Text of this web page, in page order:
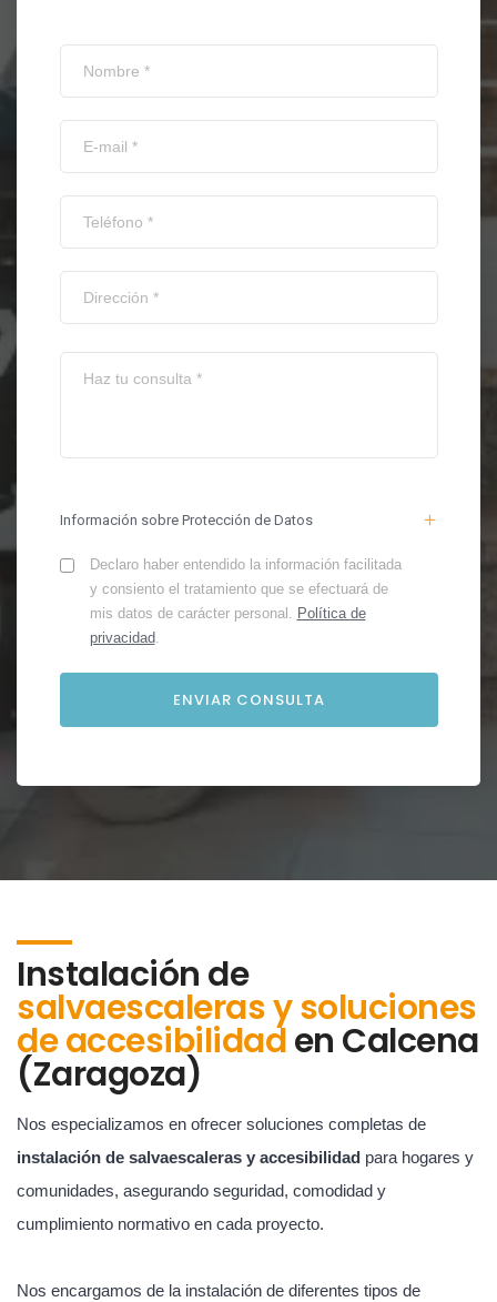
Información sobre Protección de Datos
Declaro haber entendido la información facilitada
y consiento el tratamiento que se efectuará de
mis datos de carácter personal. Política de
privacidad.
Instalación de
salvaescaleras y soluciones
de accesibilidaden Calcena
(Zaragoza)
Nos especializamos en ofrecer soluciones completas de
instalación de salvaescaleras y accesibilidad para hogares y
comunidades, asegurando seguridad, comodidad y
cumplimiento normativo en cada proyecto.
Nos encargamos de la instalación de diferentes tipos de